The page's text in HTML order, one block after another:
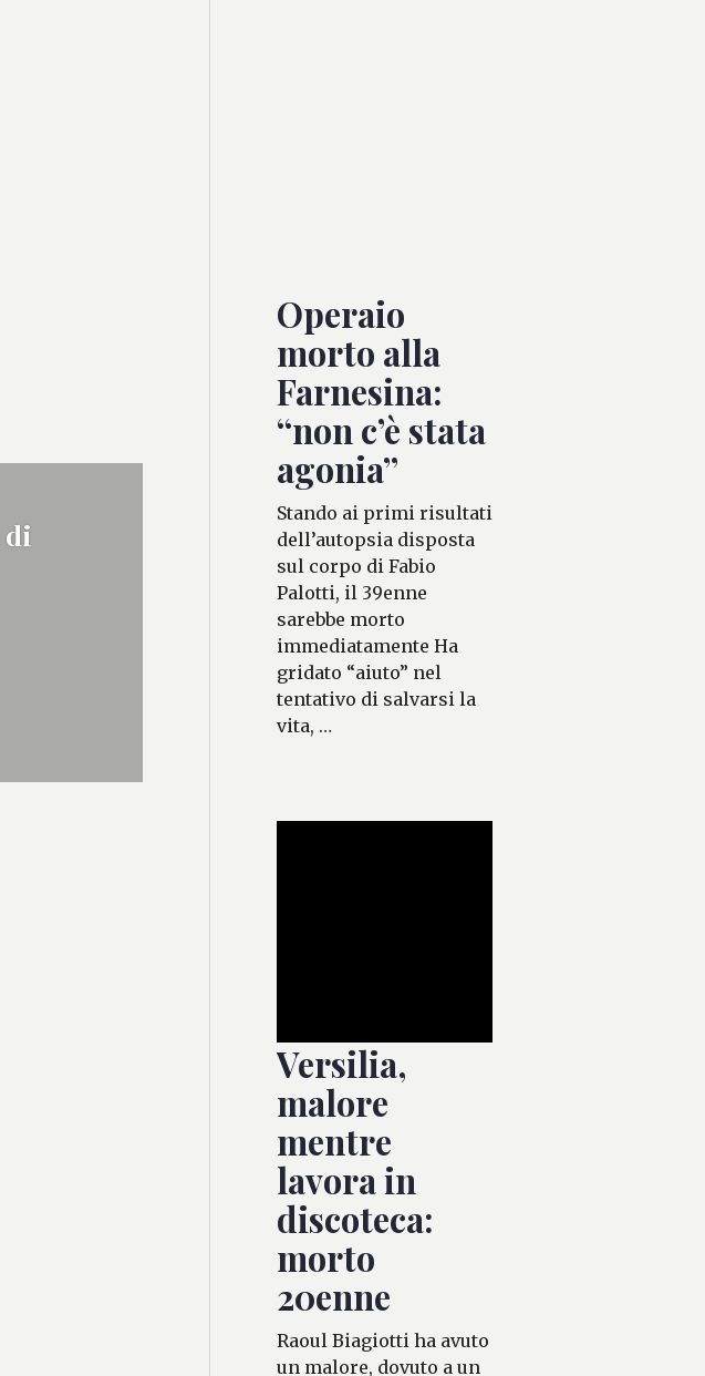
di
Operaio
morto alla
Farnesina:
“non c’è stata
agonia”
Stando ai primi risultati
dell’autopsia disposta
sul corpo di Fabio
Palotti, il 39enne
sarebbe morto
immediatamente Ha
gridato “aiuto” nel
tentativo di salvarsi la
vita, …
Versilia,
malore
mentre
lavora in
discoteca:
morto
20enne
Raoul Biagiotti ha avuto
un malore, dovuto a un